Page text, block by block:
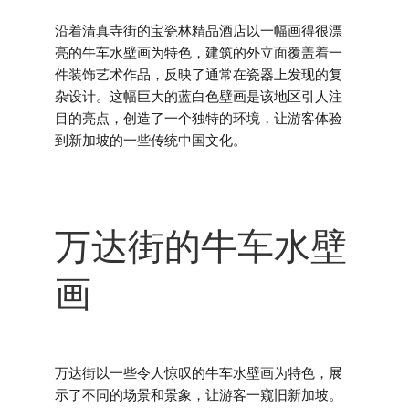
沿着清真寺街的宝瓷林精品酒店以一幅画得很漂
亮的牛车水壁画为特色，建筑的外立面覆盖着一
件装饰艺术作品，反映了通常在瓷器上发现的复
杂设计。这幅巨大的蓝白色壁画是该地区引人注
目的亮点，创造了一个独特的环境，让游客体验
到新加坡的一些传统中国文化。
万达街的牛车水壁
画
万达街以一些令人惊叹的牛车水壁画为特色，展
示了不同的场景和景象，让游客一窥旧新加坡。